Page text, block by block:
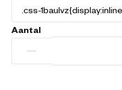
Aantal
−